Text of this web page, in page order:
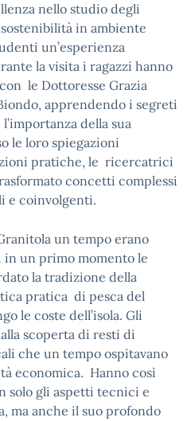
nello studio degli
in ambiente
un’esperienza
la visita i ragazzi hanno
le Dottoresse Grazia
apprendendo i segreti
della sua
le loro spiegazioni
pratiche, le ricercatrici
concetti complessi
e coinvolgenti.
un tempo erano
un primo momento le
la tradizione della
pratica di pesca del
le coste dell’isola. Gli
scoperta di resti di
che un tempo ospitavano
economica. Hanno così
solo gli aspetti tecnici e
ma anche il suo profondo